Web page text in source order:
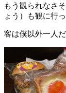
もう観られなさ
ょう）も観に行
客は僕以外一人だ